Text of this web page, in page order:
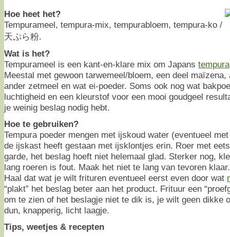
Hoe heet het?
Tempurameel, tempura-mix, tempurabloem, tempura-ko /
天ぷら粉.
Wat is het?
Tempurameel is een kant-en-klare mix om Japans tempura
Meestal met gewoon tarwemeel/bloem, een deel maïzena,
ander zetmeel en wat ei-poeder. Soms ook nog wat
luchtigheid en een kleurstof voor een mooi goudgeel
je weinig beslag nodig hebt.
Hoe te gebruiken?
Tempura poeder mengen met ijskoud water (eventueel
de ijskast heeft gestaan met ijsklontjes erin. Roer met
garde, het beslag hoeft niet helemaal glad. Sterker nog,
lang roeren is fout. Maak het niet te lang van tevoren klaar.
Haal dat wat je wilt frituren eventueel eerst even door wat
“plakt” het beslag beter aan het product. Frituur een
om te zien of het beslagje niet te dik is, je wilt geen dikke
dun, knapperig, licht laagje.
Tips, weetjes & recepten